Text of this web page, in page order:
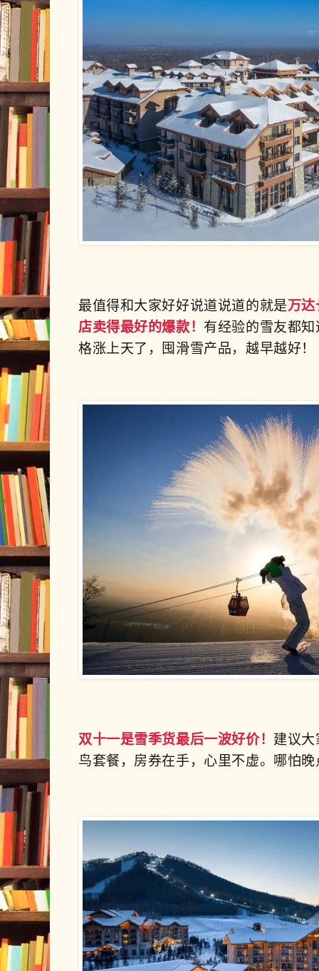
最值得和大家好好说道说道的就是万
店卖得最好的爆款！ 有经验的雪友都
格涨上天了， 囤滑雪产品，越早越好！
双十一是雪季货最后一波好价！ 建议大
鸟套餐， 房券在手，心里不虚。哪怕